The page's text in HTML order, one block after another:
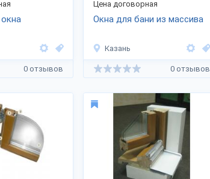
0 отзывов
Цена договорная
Окна для бани из массива
Казань
0 отзывов